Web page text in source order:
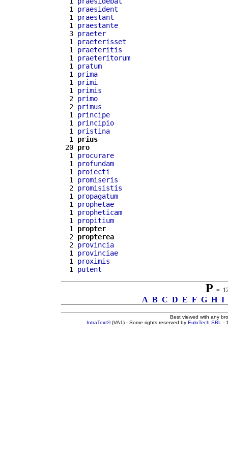
  1
praesident
  1
praestant
  1
praestante
  3
praeter
  1
praeterisset
  1
praeteritis
  1
praeteritorum
  1
pratum
  1
prima
  1
primi
  1
primis
  2
primo
  2
primus
  1
principe
  1
principio
  1
pristina
  1
prius
20 pro
  1
procurare
  1
profundam
  1
proiecti
  1
promiseris
  2
promisistis
  1
propagatum
  1
prophetae
  1
propheticam
  1
propitium
  1
propter
  2
propterea
  2
provincia
  1
provinciae
  1
proximis
  1
putent
P =
A B C D E F G H I
Best viewed with any
IntraText®(VA1) - Some rights reserved by EuloTech SRL -